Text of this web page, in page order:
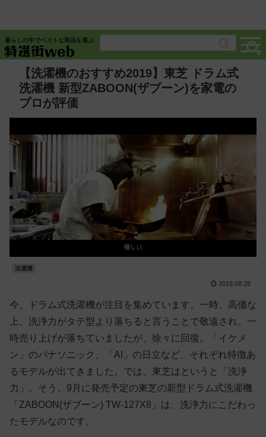
暮らしの中でベストな商品を選ぶ
【洗濯機のおすすめ2019】東芝 ドラム式
洗濯機 新型ZABOON(ザブーン)を家電の
プロが評価
洗濯機
2019.08.28
今、ドラム式洗濯機が注目を集めています。一時、高価な
上、洗浄力がタテ型より落ちると言うことで敬遠され、一
時売り上げが落ちていましたが、徐々に回復。「イケメ
ン」のパナソニック、「AI」の日立など、それぞれ特徴あ
るモデルが出てきました。では、東芝はというと「洗浄
力」。そう、9月に発売予定の東芝の新型ドラム式洗濯機
「ZABOON(ザブーン) TW-127X8」は、洗浄力にこだわっ
たモデルなのです。